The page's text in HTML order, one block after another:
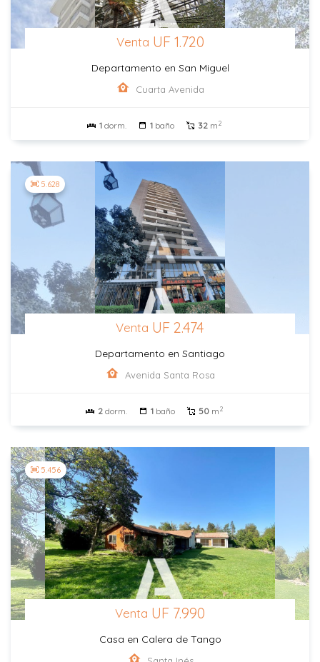
Venta UF 1.720
Departamento en San Miguel
Cuarta Avenida
1 dorm. 1 baño 32 m2
5.628
Venta UF 2.474
Departamento en Santiago
Avenida Santa Rosa
2 dorm. 1 baño 50 m2
5.456
Venta UF 7.990
Casa en Calera de Tango